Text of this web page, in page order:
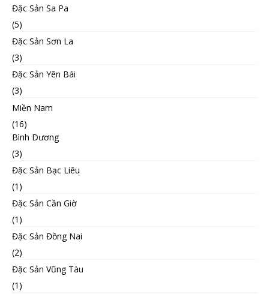
Đặc Sản Sa Pa
(5)
Đặc Sản Sơn La
(3)
Đặc Sản Yên Bái
(3)
Miền Nam
(16)
Bình Dương
(3)
Đặc Sản Bạc Liêu
(1)
Đặc Sản Cần Giờ
(1)
Đặc Sản Đồng Nai
(2)
Đặc Sản Vũng Tàu
(1)